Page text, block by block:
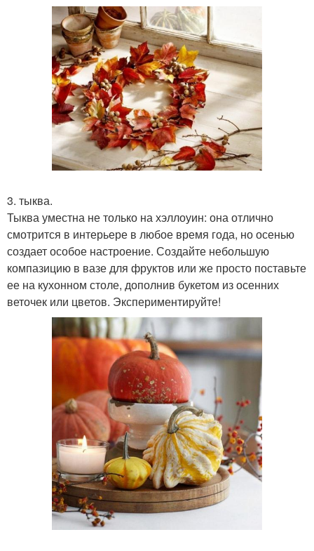
3. тыква.
Тыква уместна не только на хэллоуин: она отлично
смотрится в интерьере в любое время года, но осенью
создает особое настроение. Создайте небольшую
компазицию в вазе для фруктов или же просто поставьте
ее на кухонном столе, дополнив букетом из осенних
веточек или цветов. Экспериментируйте!